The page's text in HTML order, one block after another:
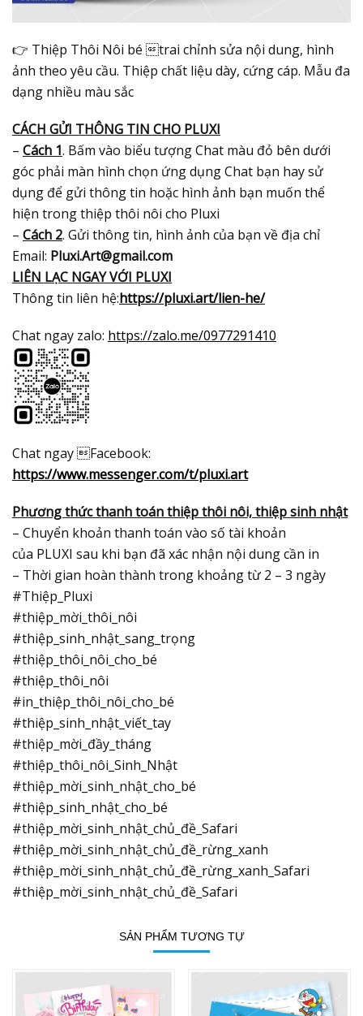
👉 Thiệp Thôi Nôi bé trai chỉnh sửa nội dung, hình
ảnh theo yêu cầu. Thiệp chất liệu dày, cứng cáp. Mẫu đa
dạng nhiều màu sắc
CÁCH GỬI THÔNG TIN CHO PLUXI
– Cách 1. Bấm vào biểu tượng Chat màu đỏ bên dưới
góc phải màn hình chọn ứng dụng Chat bạn hay sử
dụng để gửi thông tin hoặc hình ảnh bạn muốn thể
hiện trong thiệp thôi nôi cho Pluxi
– Cách 2. Gửi thông tin, hình ảnh của bạn về địa chỉ
Email: Pluxi.Art@gmail.com
LIÊN LẠC NGAY VỚI PLUXI
Thông tin liên hệ:https://pluxi.art/lien-he/
Chat ngay zalo: https://zalo.me/0977291410
Chat ngay Facebook:
https://www.messenger.com/t/pluxi.art
Phương thức thanh toán thiệp thôi nôi, thiệp sinh nhật
– Chuyển khoản thanh toán vào số tài khoản
của PLUXI sau khi bạn đã xác nhận nội dung cần in
– Thời gian hoàn thành trong khoảng từ 2 – 3 ngày
#Thiệp_Pluxi
#thiệp_mời_thôi_nôi
#thiệp_sinh_nhật_sang_trọng
#thiệp_thôi_nôi_cho_bé
#thiệp_thôi_nôi
#in_thiệp_thôi_nôi_cho_bé
#thiệp_sinh_nhật_viết_tay
#thiệp_mời_đầy_tháng
#thiệp_thôi_nôi_Sinh_Nhật
#thiệp_mời_sinh_nhật_cho_bé
#thiệp_sinh_nhật_cho_bé
#thiệp_mời_sinh_nhật_chủ_đề_Safari
#thiệp_mời_sinh_nhật_chủ_đề_rừng_xanh
#thiệp_mời_sinh_nhật_chủ_đề_rừng_xanh_Safari
#thiệp_mời_sinh_nhật_chủ_đề_Safari
SẢN PHẨM TƯƠNG TỰ